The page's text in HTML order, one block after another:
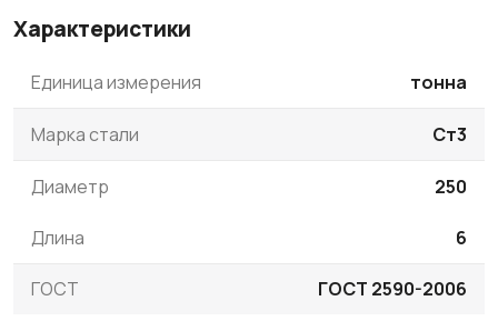
Характеристики
Единица измерения тонна
Марка стали Ст3
Диаметр 250
Длина 6
ГОСТ ГОСТ 2590-2006